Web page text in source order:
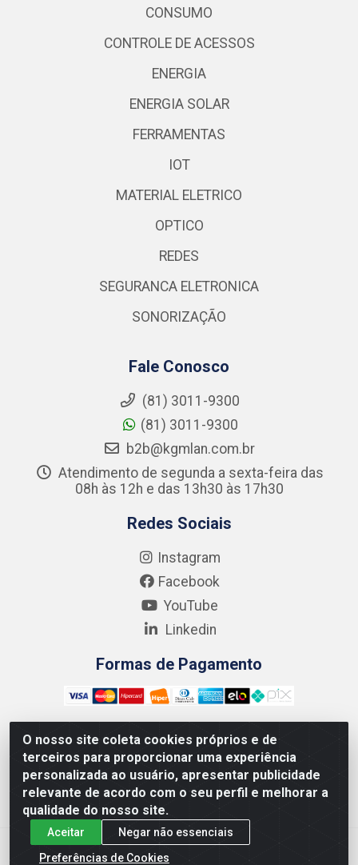
O nosso site coleta cookies próprios e de
terceiros para proporcionar uma experiência
personalizada ao usuário, apresentar publicidade
relevante de acordo com o seu perfil e melhorar a
qualidade do nosso site.
Aceitar
Negar não essenciais
Preferências de Cookies
CONSUMO
CONTROLE DE ACESSOS
ENERGIA
ENERGIA SOLAR
FERRAMENTAS
IOT
MATERIAL ELETRICO
OPTICO
REDES
SEGURANCA ELETRONICA
SONORIZAÇÃO
Fale Conosco
(81) 3011-9300
(81) 3011-9300
b2b@kgmlan.com.br
Atendimento de segunda a sexta-feira das
08h às 12h e das 13h30 às 17h30
Redes Sociais
Instagram
Facebook
YouTube
Linkedin
Formas de Pagamento
Kgmlan Distribuidora LTDA - CNPJ 18.217.682/0001-54 -
Rua Pedro de Barros Cavalcante, 58 - Bultrins, Olinda/PE
- CEP 53320-110